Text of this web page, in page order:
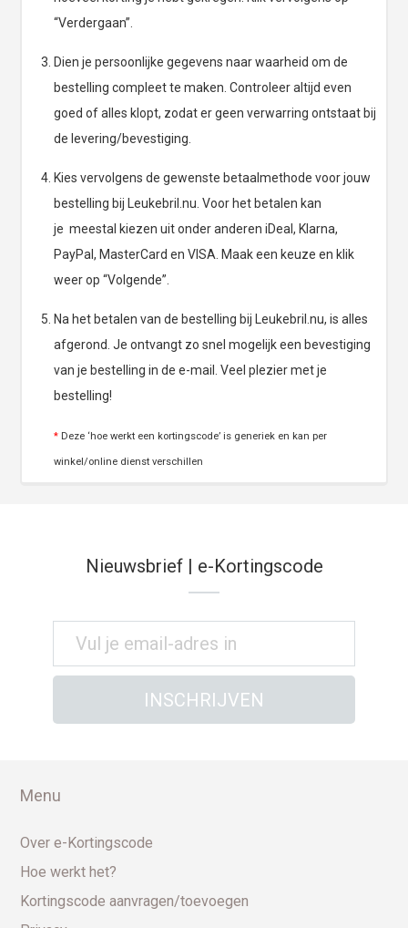
“Verdergaan”.
Dien je persoonlijke gegevens naar waarheid om de
bestelling compleet te maken. Controleer altijd even
goed of alles klopt, zodat er geen verwarring ontstaat bij
de levering/bevestiging.
Kies vervolgens de gewenste betaalmethode voor jouw
bestelling bij Leukebril.nu. Voor het betalen kan
je meestal kiezen uit onder anderen iDeal, Klarna,
PayPal, MasterCard en VISA. Maak een keuze en klik
weer op “Volgende”.
Na het betalen van de bestelling bij Leukebril.nu, is alles
afgerond. Je ontvangt zo snel mogelijk een bevestiging
van je bestelling in de e-mail. Veel plezier met je
bestelling!
* Deze ‘hoe werkt een kortingscode’ is generiek en kan per
winkel/online dienst verschillen
Nieuwsbrief | e-Kortingscode
Menu
Over e-Kortingscode
Hoe werkt het?
Kortingscode aanvragen/toevoegen